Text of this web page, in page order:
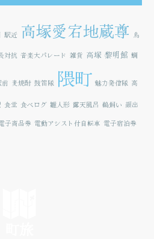
駅近 高塚愛宕地蔵尊 鳥
対抗 音楽大パレード 雑貨 高塚 黎明館 鯛
前 麦焼酎 鼓笛隊 隈町 魅力発信隊 高
食堂 食べログ 雛人形 露天風呂 鵜飼い 顔出
子商品券 電動アシスト付自転車 電子宿泊券